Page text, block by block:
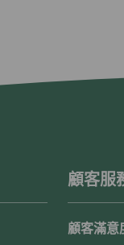
顧客服
顧客滿意